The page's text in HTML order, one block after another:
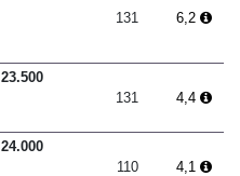
131
6,2
23.500
131
4,4
24.000
110
4,1